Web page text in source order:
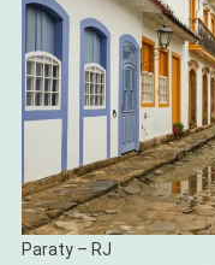
Paraty – RJ